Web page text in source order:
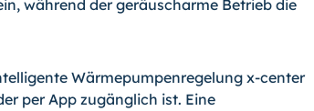
während der geräuscharme Betrieb die
Wärmepumpenregelung x-center
per App zugänglich ist. Eine